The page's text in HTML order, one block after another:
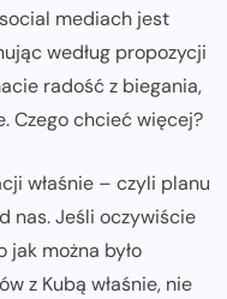
mediach jest
według propozycji
radość z biegania,
Czego chcieć więcej?
właśnie – czyli planu
nas. Jeśli oczywiście
jak można było
z Kubą właśnie, nie